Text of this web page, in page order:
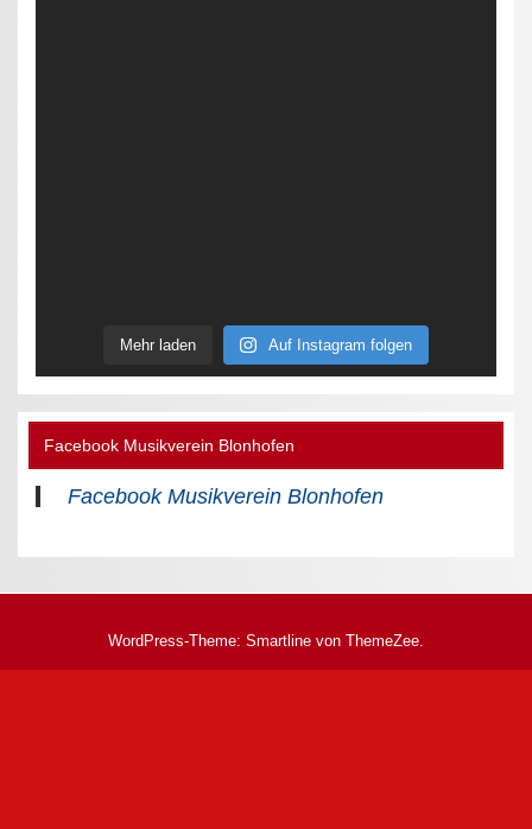
Mehr laden Auf Instagram folgen
Facebook Musikverein Blonhofen
Facebook Musikverein Blonhofen
WordPress-Theme: Smartline von ThemeZee.